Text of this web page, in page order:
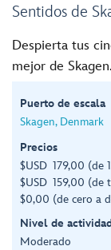
Sentidos de
Despierta tus
mejor de Skagen.
Puerto de escala
Skagen, Denmark
Precios
$USD 179,00 (de
$USD 159,00 (de
$0,00 (de cero a
Nivel de
Moderado